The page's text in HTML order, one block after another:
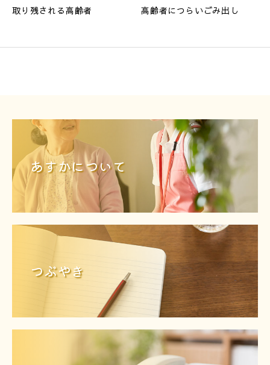
取り残される高齢者 高齢者につらいごみ出し
あすかについて
つぶやき